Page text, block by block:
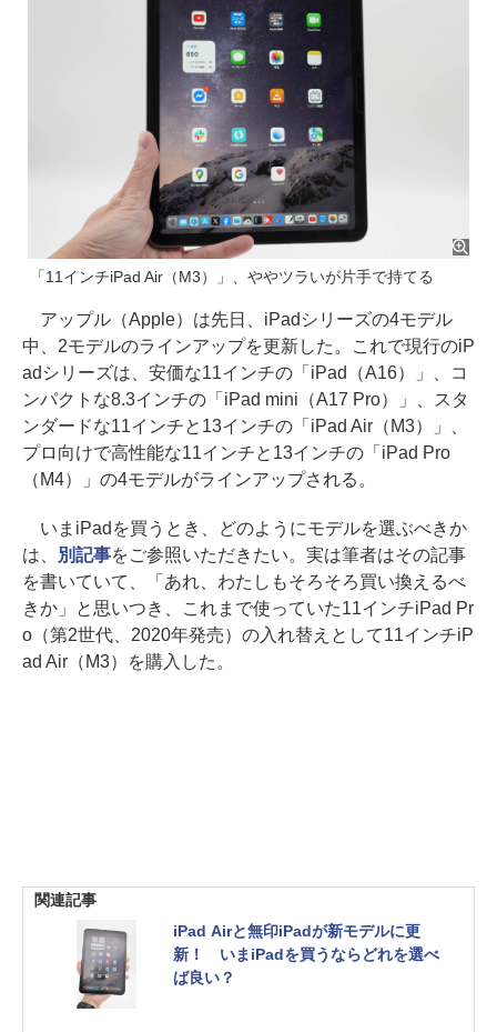
「11インチiPad Air（M3）」、ややツラいが片手で持てる
アップル（Apple）は先日、iPadシリーズの4モデル
中、2モデルのラインアップを更新した。これで現行のiP
adシリーズは、安価な11インチの「iPad（A16）」、コ
ンパクトな8.3インチの「iPad mini（A17 Pro）」、スタ
ンダードな11インチと13インチの「iPad Air（M3）」、
プロ向けで高性能な11インチと13インチの「iPad Pro
（M4）」の4モデルがラインアップされる。
いまiPadを買うとき、どのようにモデルを選ぶべきか
は、
別記事をご参照いただきたい。実は筆者はその記事
を書いていて、「あれ、わたしもそろそろ買い換えるべ
きか」と思いつき、これまで使っていた11インチiPad Pr
o（第2世代、2020年発売）の入れ替えとして11インチiP
ad Air（M3）を購入した。
関連記事
iPad Airと無印iPadが新モデルに更
新！ いまiPadを買うならどれを選べ
ば良い？